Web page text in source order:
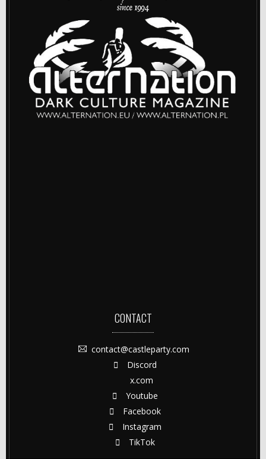
CONTACT
contact@castleparty.com
Discord
x.com
Youtube
Facebook
Instagram
TikTok